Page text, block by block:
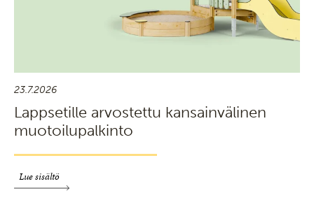
23.7.2026
Lappsetille arvostettu kansainvälinen
muotoilupalkinto
Lue sisältö